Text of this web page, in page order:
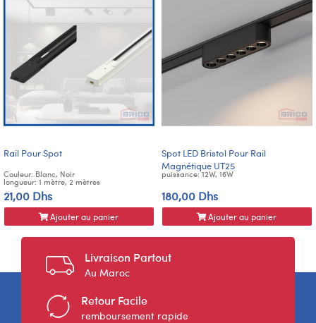
Rail Pour Spot
Couleur: Blanc, Noir
longueur: 1 mètre, 2 mètres
21,00 Dhs
Ajouter au panier
Spot LED Bristol Pour Rail
Magnétique UT25
puissance: 12W, 16W
180,00 Dhs
Ajouter au panier
Livraison Partout
Au Maroc
Retour Facile
remboursement rapide